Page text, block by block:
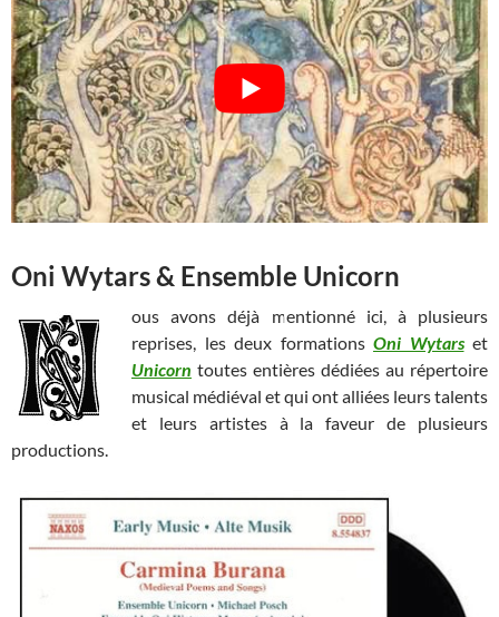
Oni Wytars & Ensemble Unicorn
ous avons déjà mentionné ici, à plusieurs
reprises, les deux formations Oni Wytars et
Unicorn toutes entières dédiées au répertoire
musical médiéval et qui ont alliées leurs talents
et leurs artistes à la faveur de plusieurs
productions.